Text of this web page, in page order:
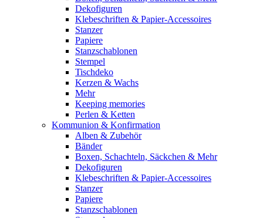
Dekofiguren
Klebeschriften & Papier-Accessoires
Stanzer
Papiere
Stanzschablonen
Stempel
Tischdeko
Kerzen & Wachs
Mehr
Keeping memories
Perlen & Ketten
Kommunion & Konfirmation
Alben & Zubehör
Bänder
Boxen, Schachteln, Säckchen & Mehr
Dekofiguren
Klebeschriften & Papier-Accessoires
Stanzer
Papiere
Stanzschablonen